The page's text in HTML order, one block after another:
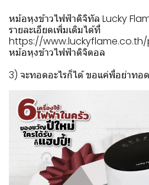
หม้อหุงข้าวไฟฟ้าดิจิทัล Lucky
รายละเอียดเพิ่มเติมได้ที่
https://
หม้อหุงข้าวไฟฟ้าดิจิตอล
3) จะทอดอะไรก็ได้ ขอแค่พี่อย่าทอ